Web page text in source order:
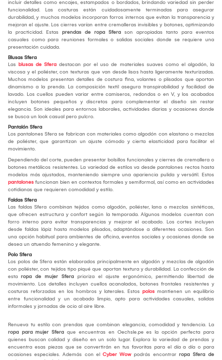
incluir detalles como encajes, estampados o bordados, brindando variedad sin perder
funcionalidad. Las costuras están cuidadosamente terminadas para asegurar
durabilidad, y muchos modelos incorporan forros internos que evitan la transparencia y
mejoran el ajuste. Los cierres varían entre cremalleras invisibles y botones, optimizando
la practicidad. Estas prendas de ropa Sfera son apropiadas tanto para eventos
casuales como para reuniones formales o salidas sociales donde se requiere una
presentación cuidada.
Blusas Sfera
Las blusas de Sfera destacan por el uso de materiales suaves como el algodón, la
viscosa y el poliéster, con texturas que van desde lisas hasta ligeramente texturizadas.
Muchos modelos presentan detalles de costura fina, volantes o plisados que aportan
dinamismo a la prenda. La composición textil asegura transpirabilidad y facilidad de
lavado. Los cuellos pueden variar entre camiseros, redondos o en V, y los acabados
incluyen botones pequeños y discretos para complementar el diseño sin restar
elegancia. Son ideales para entornos laborales, actividades diarias y ocasiones donde
se busca un look casual pero pulcro.
Pantalón Sfera
Los pantalones Sfera se fabrican con materiales como algodón con elastano o mezclas
de poliéster, que garantizan un ajuste cómodo y cierta elasticidad para facilitar el
movimiento.
Dependiendo del corte, pueden presentar bolsillos funcionales y cierres de cremallera o
botones metálicos resistentes. La variedad de estilos va desde pantalones rectos hasta
modelos más ajustados, manteniendo siempre una apariencia pulida y versátil. Estos
pantalones funcionan bien en contextos formales y semiformal, así como en actividades
cotidianas que requieren comodidad y estilo.
Faldas Sfera
Las faldas Sfera combinan tejidos como algodón, poliéster, lana o mezclas sintéticas,
que ofrecen estructura y confort según la temporada. Algunos modelos cuentan con
forro interno para evitar transparencias y mejorar el acabado. Los cortes incluyen
desde faldas lápiz hasta modelos plisados, adaptándose a diferentes ocasiones. Son
una opción habitual para ambientes de oficina, eventos sociales y ocasiones donde se
desea un atuendo femenino y elegante.
Polo Sfera
Los polos de Sfera están elaborados principalmente en algodón y mezclas de algodón
con poliéster, con tejidos tipo piqué que aportan textura y durabilidad. La confección de
esta ropa de mujer Sfera prioriza el ajuste ergonómico, permitiendo libertad de
movimiento. Los detalles incluyen cuellos acanalados, botones frontales resistentes y
costuras reforzadas en los hombros y laterales. Estos polos mantienen un equilibrio
entre funcionalidad y un acabado limpio, apto para actividades casuales, salidas
informales y jornadas de ocio al aire libre.
Renueva tu estilo con prendas que combinan elegancia, comodidad y tendencia. La
ropa para mujer Sfera que encuentras en Oechsle.pe es la opción perfecta para
quienes buscan calidad y diseño en un solo lugar. Explora la variedad de prendas y
encuentra esas piezas que se convertirán en tus favoritas para el día a día o para
ocasiones especiales. Además con el Cyber Wow podrás encontrar ropa Sfera de